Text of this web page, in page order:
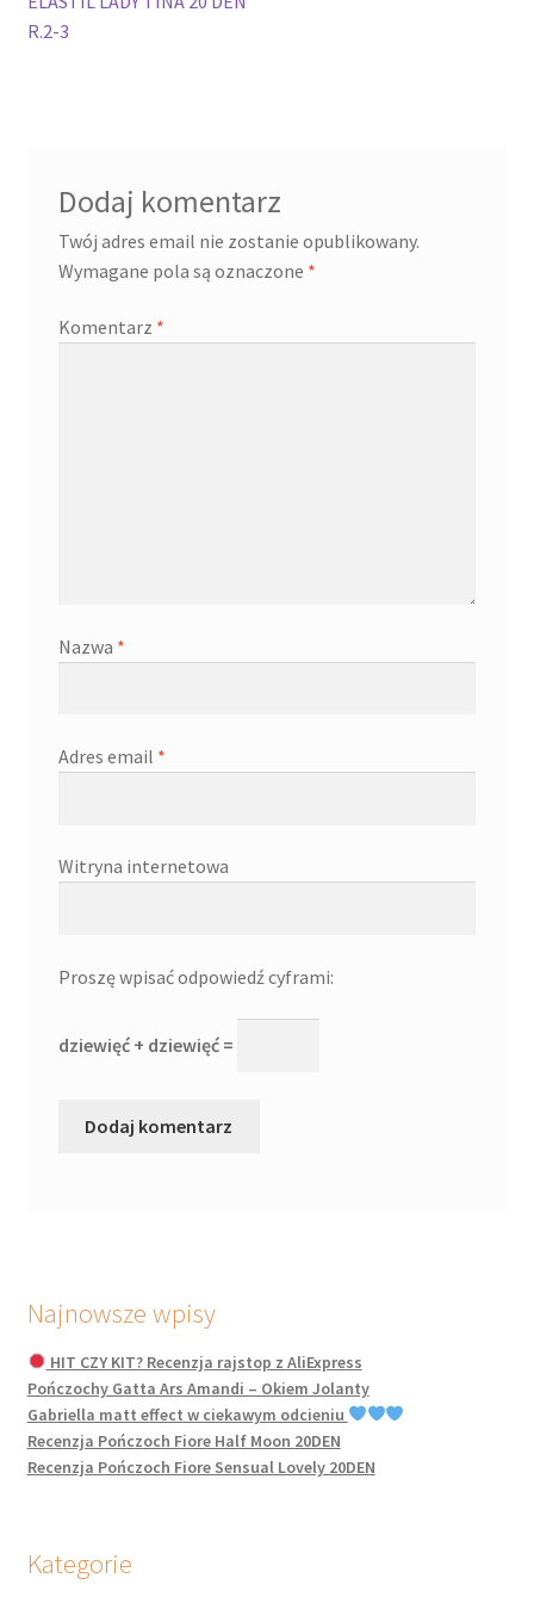
wpisu
R.2-3
Dodaj komentarz
Twój adres email nie zostanie opublikowany.
Wymagane pola są oznaczone *
Komentarz *
Nazwa *
Adres email *
Witryna internetowa
Proszę wpisać odpowiedź cyframi:
dziewięć + dziewięć =
Najnowsze wpisy
HIT CZY KIT? Recenzja rajstop z AliExpress
Pończochy Gatta Ars Amandi – Okiem Jolanty
Gabriella matt effect w ciekawym odcieniu
Recenzja Pończoch Fiore Half Moon 20DEN
Recenzja Pończoch Fiore Sensual Lovely 20DEN
Kategorie